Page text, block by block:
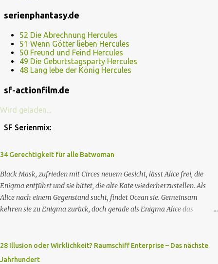
serienphantasy.de
52 Die Abrechnung Hercules
51 Wenn Götter lieben Hercules
50 Freund und Feind Hercules
49 Die Geburtstagsparty Hercules
48 Lang lebe der König Hercules
sf-actionfilm.de
Wird geladen...
SF Serienmix:
34 Gerechtigkeit für alle Batwoman
Black Mask, zufrieden mit Circes neuem Gesicht, lässt Alice frei, die
Enigma entführt und sie bittet, die alte Kate wiederherzustellen. Als
Alice nach einem Gegenstand sucht, findet Ocean sie. Gemeinsam
kehren sie zu Enigma zurück, doch gerade als Enigma Alice das
Währenddessen nehmen zwei GCPd-Beamte Ryan und Luke in einem
Club fest. Als Sophie die gleichen weißen, rassistischen Polizisten zur
28 Illusion oder Wirklichkeit? Raumschiff Enterprise – Das nächste
Jahrhundert